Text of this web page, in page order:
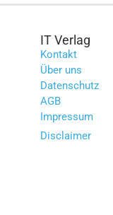
IT Verlag
Kontakt
Über uns
Datenschutz
AGB
Impressum
Disclaimer